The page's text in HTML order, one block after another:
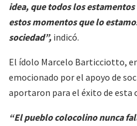
idea, que todos los
estos momentos que lo
sociedad”, indicó.
El ídolo Marcelo Barticciotto,
emocionado por el apoyo de
aportaron para el éxito de esta
“El pueblo colocolino nunca